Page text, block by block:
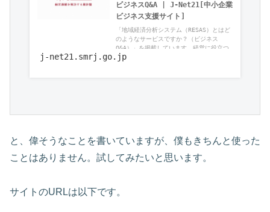
ビジネスQ&A | J-Net21[中小企業
ビジネス支援サイト]
「地域経済分析システム（RESAS）とはど
のようなサービスですか？（ビジネス
Q&A）」を掲載しています。経営に役立つ
最新情報を紹介しています。
j-net21.smrj.go.jp
と、偉そうなことを書いていますが、僕もきちんと使った
ことはありません。試してみたいと思います。
サイトのURLは以下です。